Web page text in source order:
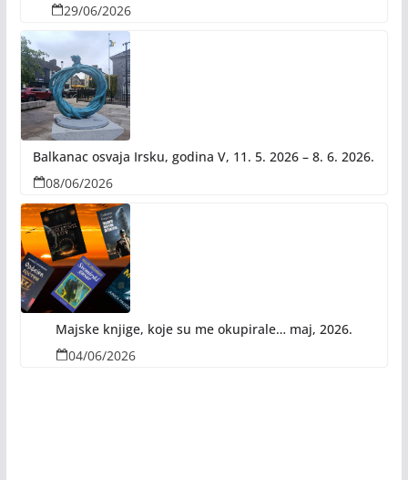
29/06/2026
Balkanac osvaja Irsku, godina V, 11. 5. 2026 – 8. 6. 2026.
08/06/2026
Majske knjige, koje su me okupirale… maj, 2026.
04/06/2026